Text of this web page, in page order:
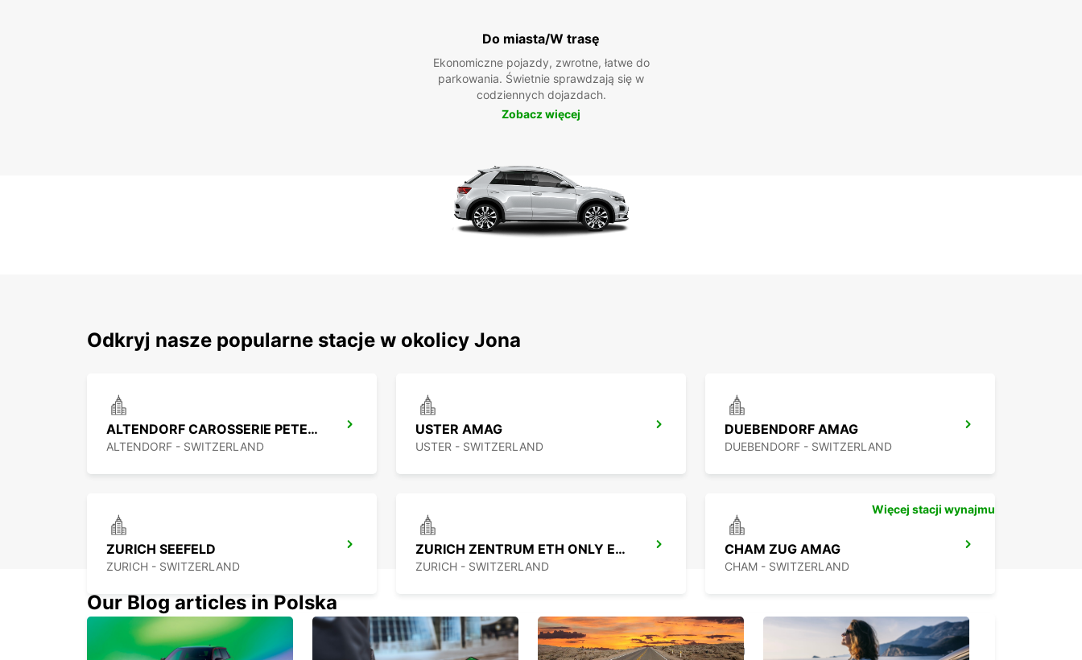
Do miasta/W trasę
Ekonomiczne pojazdy, zwrotne, łatwe do
parkowania. Świetnie sprawdzają się w
codziennych dojazdach.
Zobacz więcej
Odkryj nasze popularne stacje w okolicy Jona
ALTENDORF CAROSSERIE PETER SENN
ALTENDORF - SWITZERLAND
USTER AMAG
USTER - SWITZERLAND
DUEBENDORF AMAG
DUEBENDORF - SWITZERLAND
ZURICH SEEFELD
ZURICH - SWITZERLAND
ZURICH ZENTRUM ETH ONLY ETH
ZURICH - SWITZERLAND
CHAM ZUG AMAG
CHAM - SWITZERLAND
Więcej stacji wynajmu
Our Blog articles in Polska